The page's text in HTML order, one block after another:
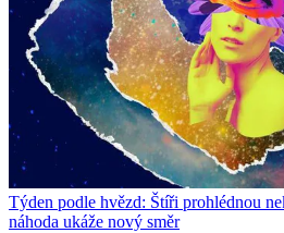
Týden podle hvězd: Štíři prohlédnou
náhoda ukáže nový směr